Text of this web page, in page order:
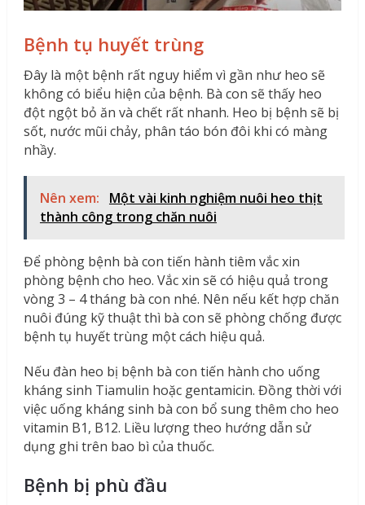
Bệnh tụ huyết trùng
Đây là một bệnh rất nguy hiểm vì gần như heo sẽ
không có biểu hiện của bệnh. Bà con sẽ thấy heo
đột ngột bỏ ăn và chết rất nhanh. Heo bị bệnh sẽ bị
sốt, nước mũi chảy, phân táo bón đôi khi có màng
nhầy.
Nên xem:
Một vài kinh nghiệm nuôi heo thịt
thành công trong chăn nuôi
Để phòng bệnh bà con tiến hành tiêm vắc xin
phòng bệnh cho heo. Vắc xin sẽ có hiệu quả trong
vòng 3 – 4 tháng bà con nhé. Nên nếu kết hợp chăn
nuôi đúng kỹ thuật thì bà con sẽ phòng chống được
bệnh tụ huyết trùng một cách hiệu quả.
Nếu đàn heo bị bệnh bà con tiến hành cho uống
kháng sinh Tiamulin hoặc gentamicin. Đồng thời với
việc uống kháng sinh bà con bổ sung thêm cho heo
vitamin B1, B12. Liều lượng theo hướng dẫn sử
dụng ghi trên bao bì của thuốc.
Bệnh bị phù đầu